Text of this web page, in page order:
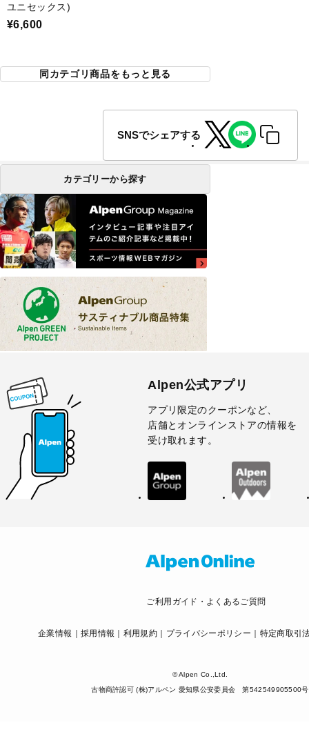
ユニセックス)
¥6,600
同カテゴリ商品をもっと見る
SNSでシェアする
カテゴリーから探す
Alpen公式アプリ
アプリ限定のクーポンなど、
店舗とオンラインストアの情報を
受け取れます。
ご利用ガイド・よくあるご質問
企業情報 採用情報 利用規約 プライバシーポリシー 特定商取引
© Alpen Co.,Ltd.
古物商許認可 (株)アルペン 愛知県公安委員会 第542549905500号